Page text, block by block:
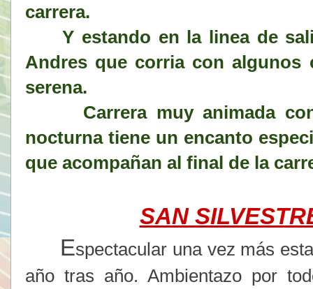
carrera.
Y estando en la linea de
Andres que corria con
serena.
Carrera muy animada con
nocturna tiene un encanto
que acompañan al final de la
SAN
Espectacular una vez más
año tras año. Ambientazo por